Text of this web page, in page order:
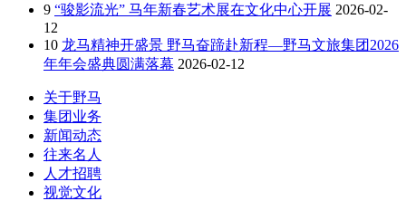
9 “骏影流光” 马年新春艺术展在文化中心开展 2026-02-
12
10 龙马精神开盛景 野马奋蹄赴新程—野马文旅集团2026
年年会盛典圆满落幕 2026-02-12
关于野马
集团业务
新闻动态
往来名人
人才招聘
视觉文化